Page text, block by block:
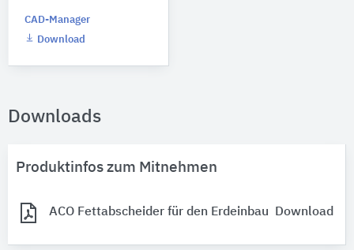
CAD-Manager
Download
Downloads
Produktinfos zum Mitnehmen
ACO Fettabscheider für den Erdeinbau Download